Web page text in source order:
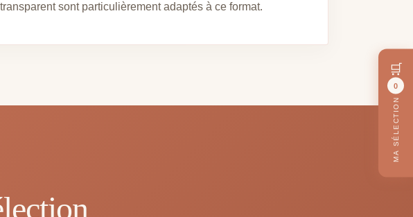
sont particulièrement adaptés à ce format.
🛒
0
MA SÉLECTION